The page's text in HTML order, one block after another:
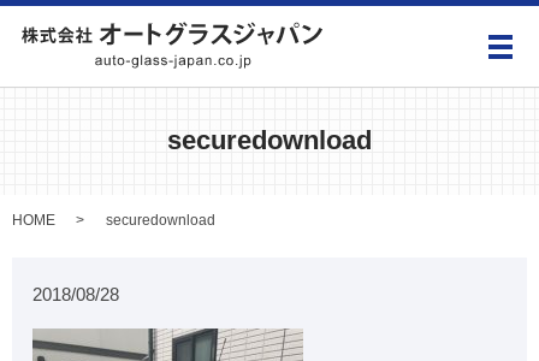
メ
securedownload
HOME securedownload
2018/08/28